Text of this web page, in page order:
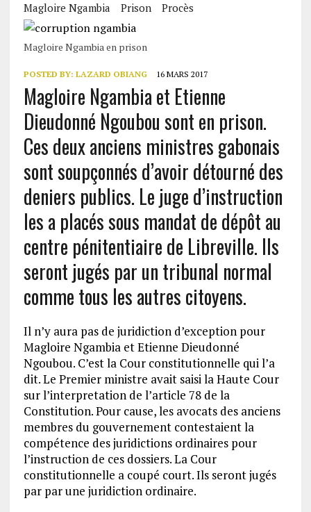
Magloire Ngambia
Prison Procès
Magloire Ngambia en prison
POSTED BY: LAZARD OBIANG 16 MARS 2017
Magloire Ngambia et Etienne
Dieudonné Ngoubou sont en prison.
Ces deux anciens ministres gabonais
sont soupçonnés d’avoir détourné des
deniers publics. Le juge d’instruction
les a placés sous mandat de dépôt au
centre pénitentiaire de Libreville. Ils
seront jugés par un tribunal normal
comme tous les autres citoyens.
Il n’y aura pas de juridiction d’exception pour
Magloire Ngambia et Etienne Dieudonné
Ngoubou. C’est la Cour constitutionnelle qui l’a
dit. Le Premier ministre avait saisi la Haute Cour
sur l’interpretation de l’article 78 de la
Constitution. Pour cause, les avocats des anciens
membres du gouvernement contestaient la
compétence des juridictions ordinaires pour
l’instruction de ces dossiers. La Cour
constitutionnelle a coupé court. Ils seront jugés
par par une juridiction ordinaire.